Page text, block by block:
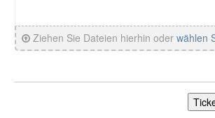
Ziehen Sie Dateien hierhin oder wählen